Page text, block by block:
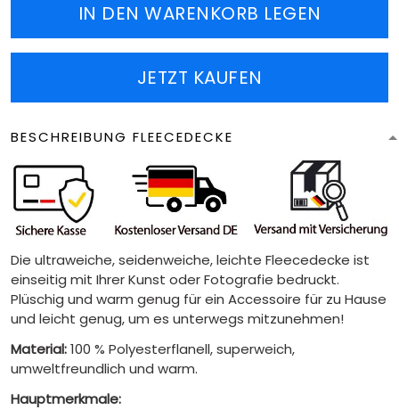
IN DEN WARENKORB LEGEN
JETZT KAUFEN
BESCHREIBUNG FLEECEDECKE
Die ultraweiche, seidenweiche, leichte Fleecedecke ist
einseitig mit Ihrer Kunst oder Fotografie bedruckt.
Plüschig und warm genug für ein Accessoire für zu Hause
und leicht genug, um es unterwegs mitzunehmen!
Material:100 % Polyesterflanell, superweich,
umweltfreundlich und warm.
Hauptmerkmale: